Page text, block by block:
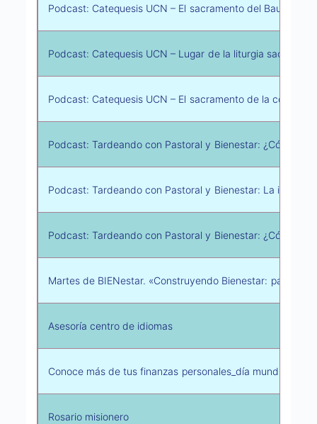
Podcast: Catequesis UCN – El sacramento del Bautismo
Podcast: Catequesis UCN – Lugar de la liturgia
Podcast: Catequesis UCN – El sacramento de la
Podcast: Tardeando con Pastoral y Bienestar: ¿Cómo
Podcast: Tardeando con Pastoral y Bienestar: La
Podcast: Tardeando con Pastoral y Bienestar: ¿Cómo te
Martes de BIENestar. «Construyendo Bienestar: pautas
Asesoría centro de idiomas
Conoce más de tus finanzas personales_día mundial del
Rosario misionero